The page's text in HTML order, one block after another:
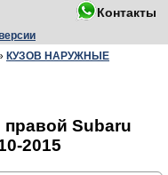
Контакты
КУЗОВ НАРУЖНЫЕ
Subaru
2015